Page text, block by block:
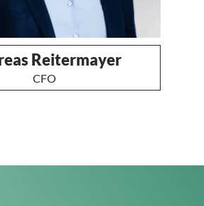
Reitermayer
CFO